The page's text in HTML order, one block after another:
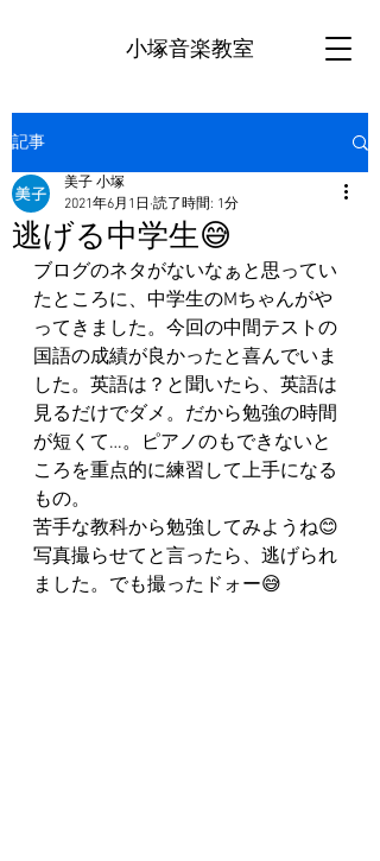
小塚音楽教室
記事
逃げる中学生😅
美子 小塚
2021年6月1日 読了時間: 1分
ブログのネタがないなぁと思ってい
たところに、中学生のMちゃんがや
ってきました。今回の中間テストの
国語の成績が良かったと喜んでいま
した。英語は？と聞いたら、英語は
見るだけでダメ。だから勉強の時間
が短くて…。ピアノのもできないと
ころを重点的に練習して上手になる
もの。
苦手な教科から勉強してみようね😊
写真撮らせてと言ったら、逃げられ
ました。でも撮ったドォー😅